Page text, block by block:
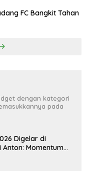
FC Bangkit Tahan
dengan kategori
pada
Digelar di
Anton: Momentum